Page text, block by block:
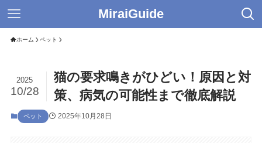
MiraiGuide
ホーム ペット
猫の要求鳴きがひどい！原因と対
策、病気の可能性まで徹底解説
2025
10/28
ペット 2025年10月28日